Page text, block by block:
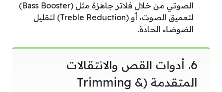
الصوتي من خلال فلاتر جاهزة مثل (Bass Booster)
لتعميق الصوت، أو (Treble Reduction) لتقليل
الضوضاء الحادة.
6. أدوات القص والانتقالات
المتقدمة (Trimming &